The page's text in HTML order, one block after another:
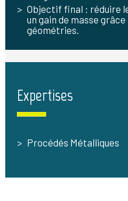
Objectif final : réduire
un gain de masse
géométries.
Expertises
Procédés Métalliques